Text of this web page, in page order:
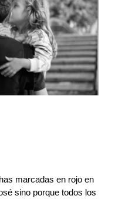
marcadas en rojo en
sino porque todos los